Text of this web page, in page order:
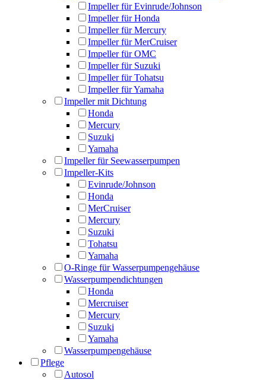
Impeller für Evinrude/Johnson
Impeller für Honda
Impeller für Mercury
Impeller für MerCruiser
Impeller für OMC
Impeller für Suzuki
Impeller für Tohatsu
Impeller für Yamaha
Impeller mit Dichtung
Honda
Mercury
Suzuki
Yamaha
Impeller für Seewasserpumpen
Impeller-Kits
Evinrude/Johnson
Honda
MerCruiser
Mercury
Suzuki
Tohatsu
Yamaha
O-Ringe für Wasserpumpengehäuse
Wasserpumpendichtungen
Honda
Mercruiser
Mercury
Suzuki
Yamaha
Wasserpumpengehäuse
Pflege
Autosol